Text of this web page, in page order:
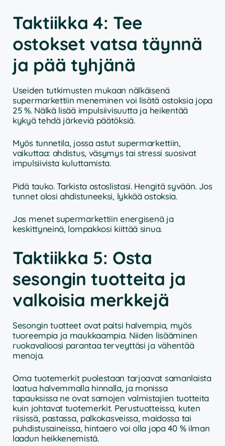
Taktiikka 4: Tee
ostokset vatsa täynnä
ja pää tyhjänä
Useiden tutkimusten mukaan nälkäisenä
supermarkettiin meneminen voi lisätä ostoksia jopa
25 %. Nälkä lisää impulsiivisuutta ja heikentää
kykyä tehdä järkeviä päätöksiä.
Myös tunnetila, jossa astut supermarkettiin,
vaikuttaa: ahdistus, väsymys tai stressi suosivat
impulsiivista kuluttamista.
Pidä tauko. Tarkista ostoslistasi. Hengitä syvään. Jos
tunnet olosi ahdistuneeksi, lykkää ostoksia.
Jos menet supermarkettiin energisenä ja
keskittyneinä, lompakkosi kiittää sinua.
Taktiikka 5: Osta
sesongin tuotteita ja
valkoisia merkkejä
Sesongin tuotteet ovat paitsi halvempia, myös
tuoreempia ja maukkaampia. Niiden lisääminen
ruokavalioosi parantaa terveyttäsi ja vähentää
menoja.
Oma tuotemerkit puolestaan tarjoavat samanlaista
laatua halvemmalla hinnalla, ja monissa
tapauksissa ne ovat samojen valmistajien tuotteita
kuin johtavat tuotemerkit. Perustuotteissa, kuten
riisissä, pastassa, palkokasveissa, maidossa tai
puhdistusaineissa, hintaero voi olla jopa 40 % ilman
laadun heikkenemistä.